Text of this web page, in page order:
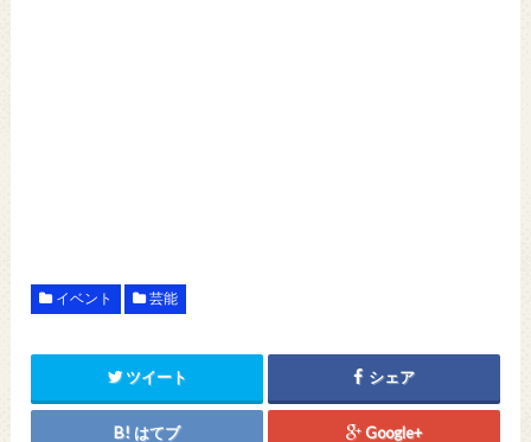
イベント 芸能
ツイート シェア
はてブ Google+